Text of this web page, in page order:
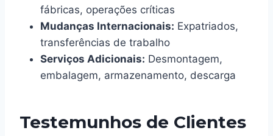
fábricas, operações críticas
Mudanças Internacionais: Expatriados,
transferências de trabalho
Serviços Adicionais: Desmontagem,
embalagem, armazenamento, descarga
Testemunhos de Clientes